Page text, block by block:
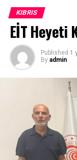
KIBRIS
EİT Heyeti
Published 1
By admin